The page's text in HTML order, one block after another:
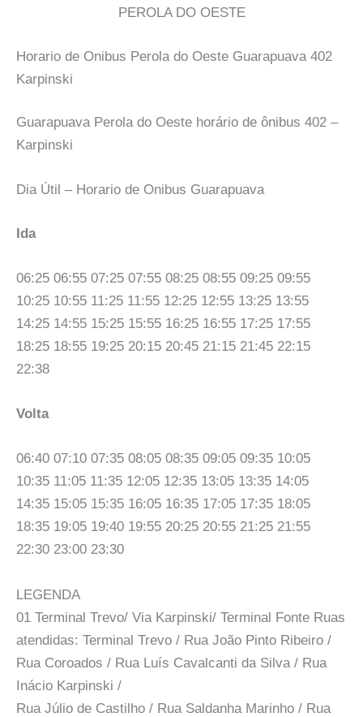
PEROLA DO OESTE
Horario de Onibus Perola do Oeste Guarapuava 402
Karpinski
Guarapuava Perola do Oeste horário de ônibus 402 –
Karpinski
Dia Útil – Horario de Onibus Guarapuava
Ida
06:25 06:55 07:25 07:55 08:25 08:55 09:25 09:55
10:25 10:55 11:25 11:55 12:25 12:55 13:25 13:55
14:25 14:55 15:25 15:55 16:25 16:55 17:25 17:55
18:25 18:55 19:25 20:15 20:45 21:15 21:45 22:15
22:38
Volta
06:40 07:10 07:35 08:05 08:35 09:05 09:35 10:05
10:35 11:05 11:35 12:05 12:35 13:05 13:35 14:05
14:35 15:05 15:35 16:05 16:35 17:05 17:35 18:05
18:35 19:05 19:40 19:55 20:25 20:55 21:25 21:55
22:30 23:00 23:30
LEGENDA
01 Terminal Trevo/ Via Karpinski/ Terminal Fonte Ruas
atendidas: Terminal Trevo / Rua João Pinto Ribeiro /
Rua Coroados / Rua Luís Cavalcanti da Silva / Rua
Inácio Karpinski /
Rua Júlio de Castilho / Rua Saldanha Marinho / Rua